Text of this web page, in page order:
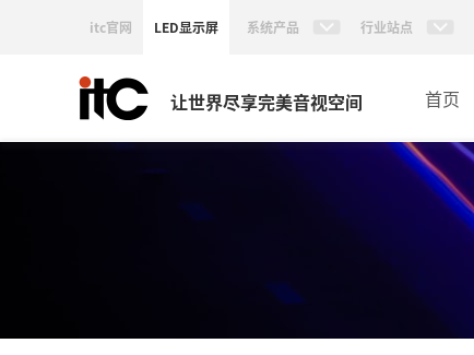
itc官网 LED显示屏 系统产品 行业站点
让世界尽享完美音视空间 首页